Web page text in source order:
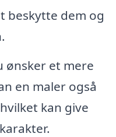
beskytte dem og
ønsker et mere
en maler også
kan give